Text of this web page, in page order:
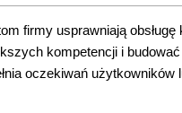
firmy usprawniają obsługę
kompetencji i
oczekiwań